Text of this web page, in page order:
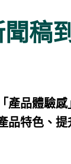
稿
產品體驗
品特色、